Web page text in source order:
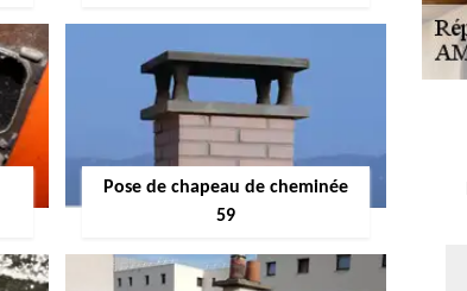
Pose de chapeau de cheminée
59